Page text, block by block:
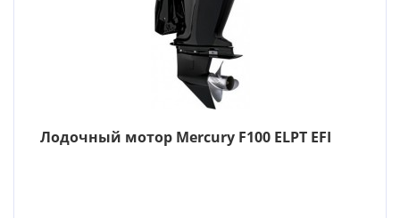
Лодочный мотор Mercury F100 ELPT EFI